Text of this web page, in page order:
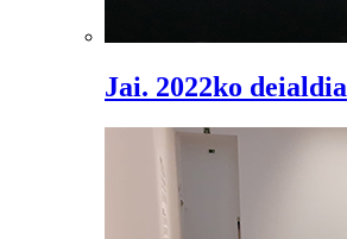
Jai. 2022ko deialdia